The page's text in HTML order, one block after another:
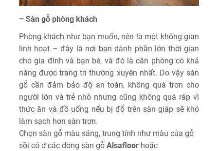
– Sàn gỗ phòng khách
Phòng khách như bạn muốn, nên là một không gian
linh hoạt – đây là nơi bạn dành phần lớn thời gian
cho gia đình và bạn bè, và đó là căn phòng có khả
năng được trang trí thường xuyên nhất. Do vậy sàn
gỗ cần đảm bảo độ an toàn, không quá trơn cho
người lớn và trẻ nhỏ nhưng cũng không quá ráp vì
thức ăn và đồ uống nếu bị đổ trên sàn giáp sẽ khó
làm sạch hơn sàn trơn.
Chọn sàn gỗ màu sáng, trung tính như màu của gỗ
sồi có ở các dòng sàn gỗ Alsafloor hoặc